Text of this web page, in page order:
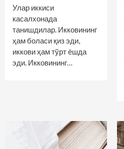
Улар иккиси
касалхонада
танишдилар. Икковининг
ҳам боласи қиз эди,
иккови ҳам тўрт ёшда
эди. Икковининг…